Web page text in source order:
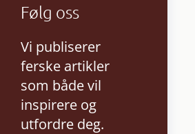
Følg oss
Vi publiserer
ferske artikler
som både vil
inspirere og
utfordre deg.